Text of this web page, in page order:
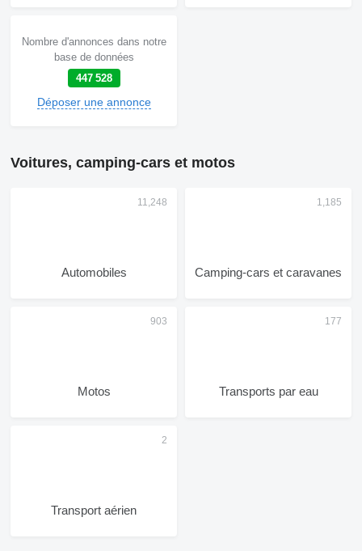
Nombre d'annonces dans notre
base de données
447 528
Déposer une annonce
Voitures, camping-cars et motos
Automobiles Camping-cars et caravanes
Motos Transports par eau
Transport aérien